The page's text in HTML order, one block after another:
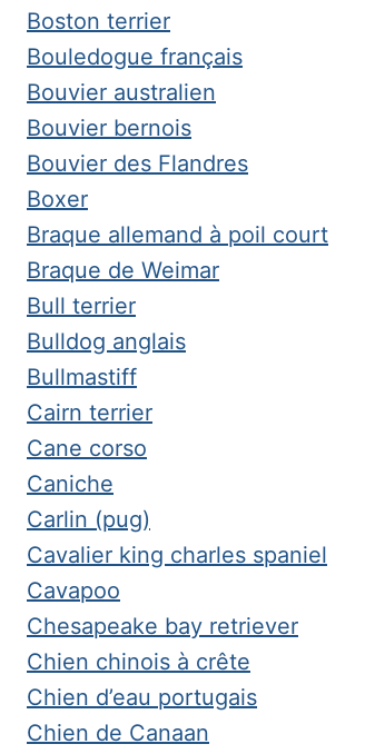
Boston terrier
Bouledogue français
Bouvier australien
Bouvier bernois
Bouvier des Flandres
Boxer
Braque allemand à poil court
Braque de Weimar
Bull terrier
Bulldog anglais
Bullmastiff
Cairn terrier
Cane corso
Caniche
Carlin (pug)
Cavalier king charles spaniel
Cavapoo
Chesapeake bay retriever
Chien chinois à crête
Chien d’eau portugais
Chien de Canaan